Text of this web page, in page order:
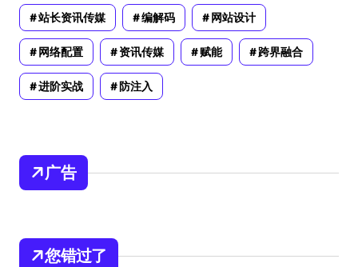
站长资讯传媒 编解码 网站设计
网络配置 资讯传媒 赋能 跨界融合
进阶实战 防注入
广告
您错过了